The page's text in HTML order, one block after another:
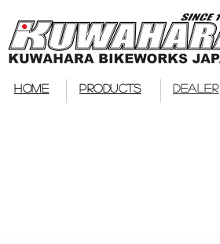
HOME PRODUCTS DEALER